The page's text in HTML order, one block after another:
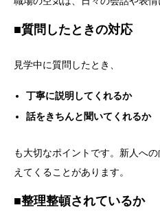
■質問したときの対応
見学中に質問したとき、
丁寧に説明してくれるか
話をきちんと聞いてくれるか
も大切なポイントです。 新人へ
えてくることがあります。
■整理整頓されているか